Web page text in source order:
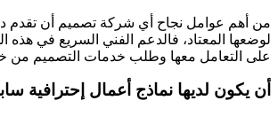
من أهم عوامل نجاح أي شركة تصميم أن تقدم
لوضعها المعتاد، فالدعم الفني السريع في
على التعامل معها وطلب خدمات التصميم من
أن يكون لديها نماذج أعمال إحترافية